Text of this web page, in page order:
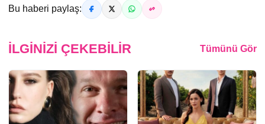
Bu haberi paylaş:
İLGINIZI ÇEKEBILIR Tümünü Gör